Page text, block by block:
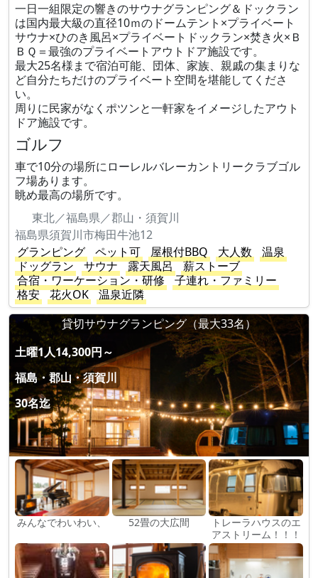
一日一組限定の響きのサウナグランピング＆ドックラン
は国内最大級の直径10ｍのドームテント×プライベート
サウナ×ひのき風呂×プライベートドックラン×焚き火×Ｂ
ＢＱ＝最強のプライベートアウトドア施設です。
最大25名様まで宿泊可能、団体、家族、親戚の集まりな
ど自分たちだけのプライベート空間を堪能してくださ
い。
周りに民家がなくポツンと一軒家をイメージしたアウト
ドア施設です。
ゴルフ
車で10分の場所にローレルバレーカントリークラブゴル
フ場あります。
眺め最高の場所です。
東北／福島県／郡山・須賀川
福島県須賀川市梅田牛池12
グランピング
ペット可 屋根付BBQ 大人数
温泉
ドッグラン
サウナ 露天風呂
薪ストーブ
合宿・ワーケーション・研修
子連れ・ファミリー
格安
花火OK
温泉近隣
貸切サウナグランピング（最大33名）
土曜1人14,300円～
福島・郡山・須賀川
30名迄
みんなでわいわい、 52畳の大広間
トレーラハウスのエ
アストリーム！！！